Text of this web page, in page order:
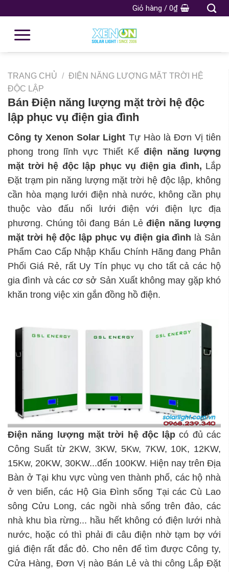
Giỏ hàng / 0₫
TRANG CHỦ / ĐIỆN NĂNG LƯỢNG MẶT TRỜI HỆ
ĐỘC LẬP
Bán Điện năng lượng mặt trời hệ độc
lập phục vụ điện gia đình
Công ty Xenon Solar Light Tự Hào là Đơn Vị tiên
phong trong lĩnh vực Thiết Kế điện năng lượng
mặt trời hệ độc lập phục vụ điện gia đình, Lắp
Đặt trạm pin năng lượng mặt trời hệ độc lập, không
cần hòa mạng lưới điện nhà nước, không cần phụ
thuộc vào đấu nối lưới điện với điện lực địa
phương. Chúng tôi đang Bán Lẻđiện năng lượng
mặt trời hệ độc lập phục vụ điện gia đình là Sản
Phẩm Cao Cấp Nhập Khẩu Chính Hãng đang Phân
Phối Giá Rẻ, rất Uy Tín phục vụ cho tất cả các hộ
gia đình và các cơ sở Sản Xuất không may gặp khó
khăn trong việc xin gắn đồng hồ điện.
Điện năng lượng mặt trời hệ độc lậpcó đủ các
Công Suất từ 2KW, 3KW, 5Kw, 7KW, 10K, 12KW,
15Kw, 20KW, 30KW...đến 100KW. Hiện nay trên Địa
Bàn ở Tại khu vực vùng ven thành phố, các hộ nhà
ở ven biển, các Hộ Gia Đình sống Tại các Cù Lao
sông Cửu Long, các ngồi nhà sống trên đảo, các
nhà khu bìa rừng... hầu hết không có điện lưới nhà
nước, hoặc có thì phải đi câu điện nhờ tạm bợ với
giá điện rất đắc đỏ. Cho nên để tìm được Công ty,
Cửa Hàng, Đơn Vị nào Bán Lẻ và thi công Lắp Đặt